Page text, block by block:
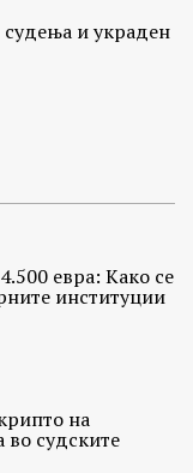
и украден
евра: Како се
институции
на
во судските